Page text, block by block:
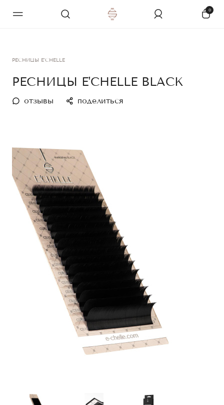
0
РЕСНИЦЫ E'CHELLE
РЕСНИЦЫ E'CHELLE BLACK
отзывы поделиться